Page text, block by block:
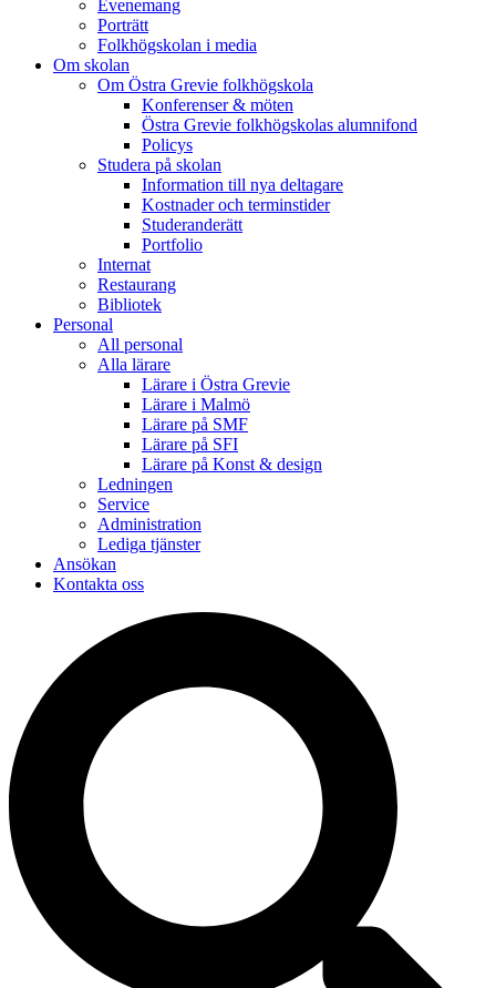
Evenemang
Porträtt
Folkhögskolan i media
Om skolan
Om Östra Grevie folkhögskola
Konferenser & möten
Östra Grevie folkhögskolas alumnifond
Policys
Studera på skolan
Information till nya deltagare
Kostnader och terminstider
Studeranderätt
Portfolio
Internat
Restaurang
Bibliotek
Personal
All personal
Alla lärare
Lärare i Östra Grevie
Lärare i Malmö
Lärare på SMF
Lärare på SFI
Lärare på Konst & design
Ledningen
Service
Administration
Lediga tjänster
Ansökan
Kontakta oss